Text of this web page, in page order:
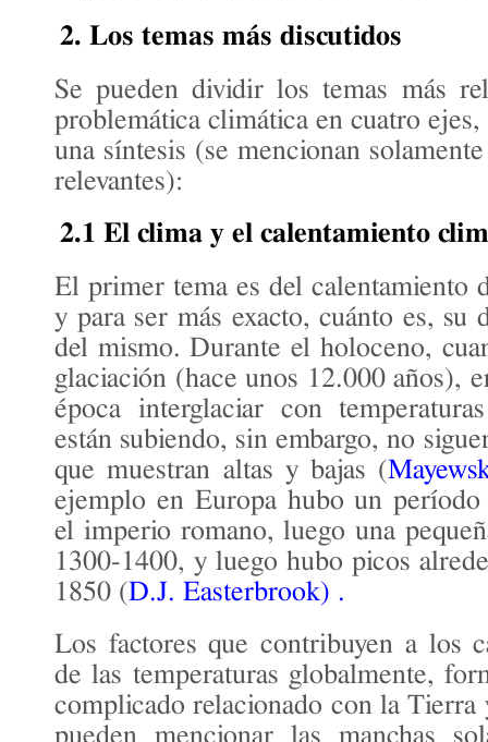
2. Los temas más discutidos
Se pueden dividir los temas más
problemática climática en cuatro
una síntesis (se mencionan
relevantes):
2.1 El clima y el calentamiento
El primer tema es del calentamiento
y para ser más exacto, cuánto es, su
del mismo. Durante el holoceno,
glaciación (hace unos 12.000 años),
época interglaciar con
están subiendo, sin embargo, no
que muestran altas y bajas (
ejemplo en Europa hubo un período
el imperio romano, luego una
1300-1400, y luego hubo picos
1850 (D.J. Easterbrook) .
Los factores que contribuyen a los
de las temperaturas globalmente,
complicado relacionado con la Tierra
pueden mencionar las manchas